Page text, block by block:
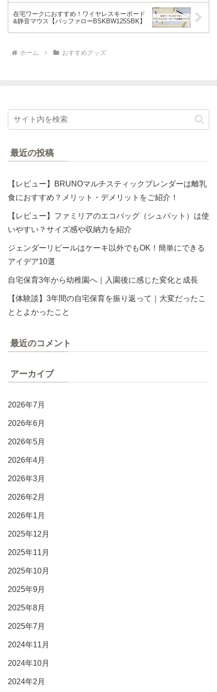
在宅ワークにおすすめ！ワイヤレスキーボード
&静音マウス【バッファローBSKBW125SBK】
ホーム おすすめグッズ
最近の投稿
【レビュー】BRUNOマルチスティックブレンダーは離乳
食におすすめ？メリット・デメリットをご紹介！
【レビュー】ファミリアのエコバッグ（シュパット）は使
いやすい？サイズ感や収納力を紹介
ジェンダーリビールはケーキ以外でもOK！簡単にできる
アイデア10選
自宅保育3年から幼稚園へ｜入園後に感じた変化と成長
【体験談】3年間の自宅保育を振り返って｜大変だったこ
ととよかったこと
最近のコメント
アーカイブ
2026年7月
2026年6月
2026年5月
2026年4月
2026年3月
2026年2月
2026年1月
2025年12月
2025年11月
2025年10月
2025年9月
2025年8月
2025年7月
2024年11月
2024年10月
2024年2月